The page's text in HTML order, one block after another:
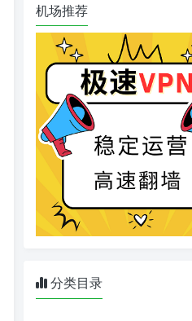
机场推荐
分类目录